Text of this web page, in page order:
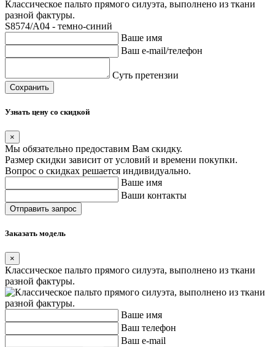
Классическое пальто прямого силуэта, выполнено из ткани
разной фактуры.
S8574/A04 - темно-синий
Ваше имя
Ваш e-mail/телефон
Суть претензии
Сохранить
Узнать цену со скидкой
×
Мы обязательно предоставим Вам скидку.
Размер скидки зависит от условий и времени покупки.
Вопрос о скидках решается индивидуально.
Ваше имя
Ваши контакты
Заказать модель
×
Классическое пальто прямого силуэта, выполнено из ткани
разной фактуры.
Ваше имя
Ваш телефон
Ваш e-mail